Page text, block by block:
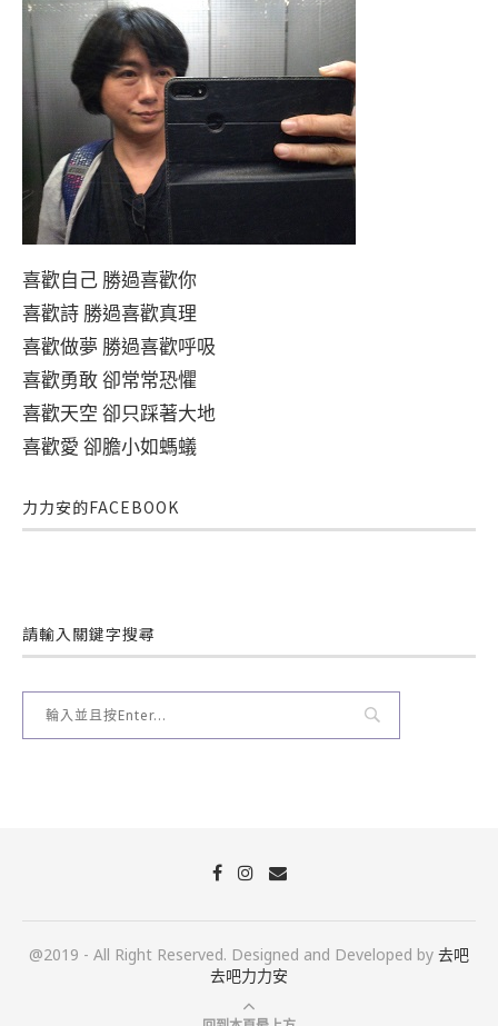
喜歡自己 勝過喜歡你
喜歡詩 勝過喜歡真理
喜歡做夢 勝過喜歡呼吸
喜歡勇敢 卻常常恐懼
喜歡天空 卻只踩著大地
喜歡愛 卻膽小如螞蟻
力力安的FACEBOOK
請輸入關鍵字搜尋
@2019 - All Right Reserved. Designed and Developed by 去吧
去吧力力安